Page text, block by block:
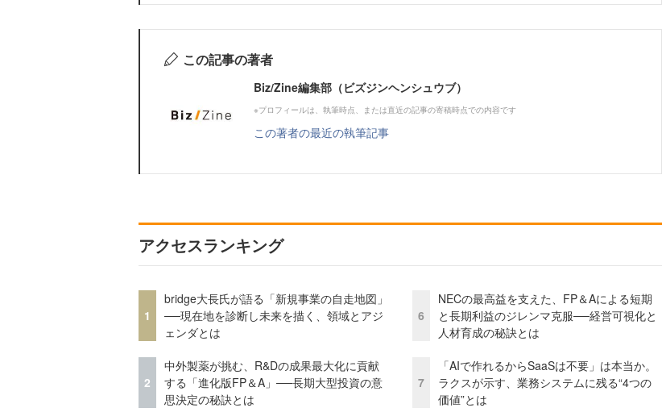
この記事の著者
Biz/Zine編集部（ビズジンヘンシュウブ）
※プロフィールは、執筆時点、または直近の記事の寄稿時点での内容です
この著者の最近の執筆記事
アクセスランキング
1
bridge大長氏が語る「新規事業の自走地図」
──現在地を診断し未来を描く、領域とアジ
ェンダとは
2
中外製薬が挑む、R&Dの成果最大化に貢献
する「進化版FP＆A」──長期大型投資の意
思決定の秘訣とは
6
NECの最高益を支えた、FP＆Aによる短期
と長期利益のジレンマ克服──経営可視化と
人材育成の秘訣とは
7
「AIで作れるからSaaSは不要」は本当か。
ラクスが示す、業務システムに残る“4つの
価値”とは